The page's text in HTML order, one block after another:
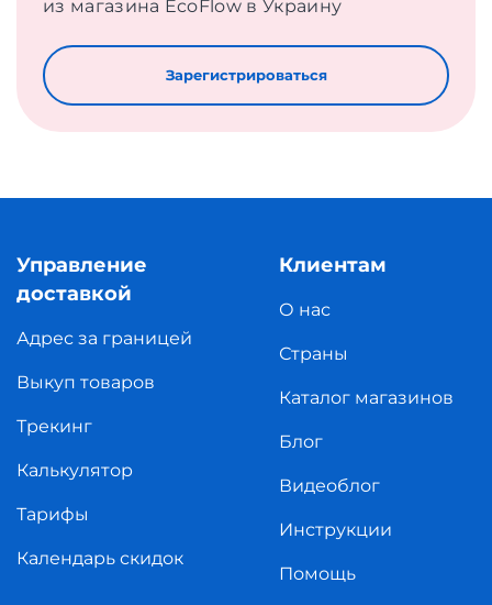
из магазина EcoFlow в Украину
Зарегистрироваться
Управление
доставкой
Адрес за границей
Выкуп товаров
Трекинг
Калькулятор
Тарифы
Календарь скидок
Клиентам
О нас
Страны
Каталог магазинов
Блог
Видеоблог
Инструкции
Помощь